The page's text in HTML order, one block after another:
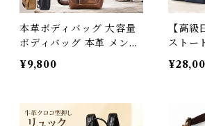
本革ボディバッグ 大容量
ボディバッグ 本革 メンズ
厚手牛革 オイルレザー ア
ウトドア 旅行 レジャー 本
オシャレ 便利 iPad対応
ワンショルダーバッグ 送
¥9,800
【高
ストー
15.6イ
ース 牛
兼用
3Qee